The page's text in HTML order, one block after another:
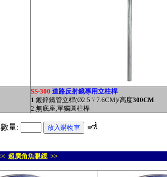
SS-300 道路反射鏡專用立柱桿
1.鍍鋅鐵管立桿(Ø2.5"/ 7.6CM)/高度300CM
2.無底座,單獨圓柱桿
數量:
超廣角魚眼鏡 >>